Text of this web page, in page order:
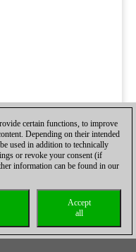
certain functions, to improve
Depending on their intended
used in addition to technically
or revoke your consent (if
information can be found in our
Accept
all